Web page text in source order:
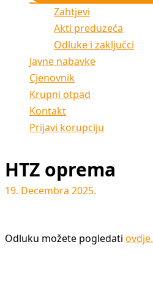
Zahtjevi
Akti preduzeća
Odluke i zaključci
Javne nabavke
Cjenovnik
Krupni otpad
Kontakt
Prijavi korupciju
HTZ oprema
19. Decembra 2025.
Odluku možete pogledati ovdje.